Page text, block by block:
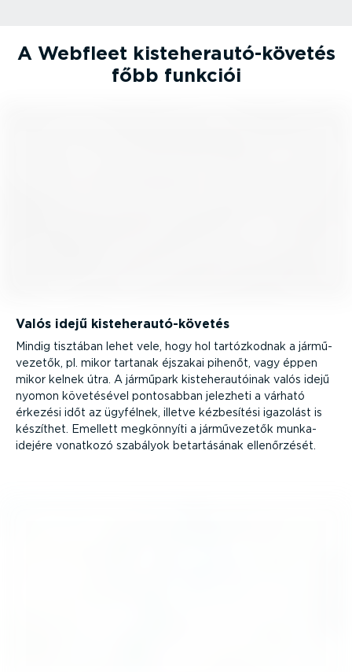
A Webfleet kiste­her­au­tó-­kö­vetés
főbb funkciói
Valós idejű kiste­her­au­tó-­kö­vetés
Mindig tisztában lehet vele, hogy hol tartóz­kodnak a jármű­
ve­zetők, pl. mikor tartanak éjszakai pihenőt, vagy éppen
mikor kelnek útra. A járműpark kiste­her­au­tóinak valós idejű
nyomon követésével pontosabban jelezheti a várható
érkezési időt az ügyfélnek, illetve kézbesítési igazolást is
készíthet. Emellett megkönnyíti a jármű­ve­zetők munka­
idejére vonatkozó szabályok betar­tá­sának ellen­őr­zését.